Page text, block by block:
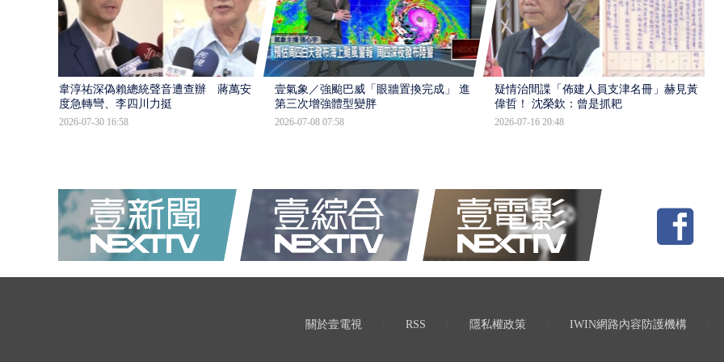
韋淳祐深偽賴總統聲音遭查辦 蔣萬安態
度急轉彎、李四川力挺
2026-07-30 16:58
壹氣象／強颱巴威「眼牆置換完成」 進入
第三次增強體型變胖
2026-07-08 07:58
疑情治間諜「佈建人員支津名冊」赫見黃
偉哲！ 沈榮欽：曾是抓耙
2026-07-16 20:48
關於壹電視 RSS 隱私權政策 IWIN網路內容防護機構